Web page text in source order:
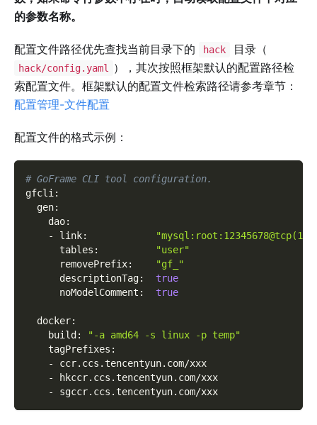
的参数名称。
配置文件路径优先查找当前目录下的 hack 目录（
hack/config.yaml
），其次按照框架默认的配置路径检
索配置文件。框架默认的配置文件检索路径请参考章节：
配置管理-文件配置
配置文件的格式示例：
# GoFrame CLI tool configuration.
gfcli :
gen:
dao:
-
link:
tables :
"user"
removePrefix:
"gf_"
descriptionTag:
true
noModelComment : true
docker:
build :
"-a amd64 -s linux -p temp"
tagPrefixes :
-
ccr.ccs.tencentyun.com/xxx
-
hkccr.ccs.tencentyun.com/xxx
-
sgccr.ccs.tencentyun.com/xxx